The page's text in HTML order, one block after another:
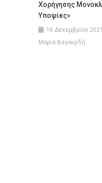
Χορήγησης
Υποψίες»
16 Δεκεμβρίου 2021
Μαρία Βαγουρδή